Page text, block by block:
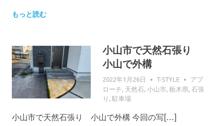
もっと読む
小山市で天然石張り
小山で外構
2022年1月26日 T-STYLE
アプ
ローチ, 天然石,小山市,栃木県,石張
り ,駐車場
小山市で天然石張り 小山で外構 今回の写[…]